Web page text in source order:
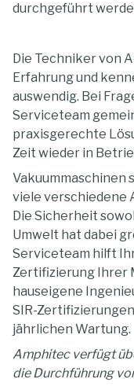
durchgeführt
Die Techniker von
Erfahrung und
auswendig. Bei
Serviceteam
praxisgerechte
Zeit wieder in
Vakuummaschinen
viele verschiedene
Die Sicherheit
Umwelt hat dabei
Serviceteam hilft
Zertifizierung Ihrer
hauseigene
SIR-
jährlichen Wartung.
Amphitec verfügt
die Durchführung